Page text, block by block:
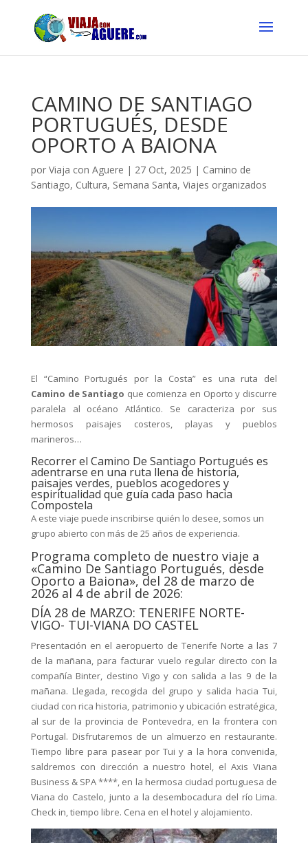
CAMINO DE SANTIAGO
PORTUGUÉS, DESDE
OPORTO A BAIONA
por Viaja con Aguere | 27 Oct, 2025 | Camino de
Santiago, Cultura, Semana Santa, Viajes organizados
El “Camino Portugués por la Costa” es una ruta del
Camino de Santiago que comienza en Oporto y discurre
paralela al océano Atlántico. Se caracteriza por sus
hermosos paisajes costeros, playas y pueblos
marineros…
Recorrer el Camino De Santiago Portugués es
adentrarse en una ruta llena de historia,
paisajes verdes, pueblos acogedores y
espiritualidad que guía cada paso hacia
Compostela
A este viaje puede inscribirse quién lo desee, somos un
grupo abierto con más de 25 años de experiencia.
Programa completo de nuestro viaje a
«Camino De Santiago Portugués, desde
Oporto a Baiona», del 28 de marzo de
2026 al 4 de abril de 2026:
DÍA 28 de MARZO: TENERIFE NORTE-
VIGO- TUI-VIANA DO CASTEL
Presentación en el aeropuerto de Tenerife Norte a las 7
de la mañana, para facturar vuelo regular directo con la
compañía Binter, destino Vigo y con salida a las 9 de la
mañana. Llegada, recogida del grupo y salida hacia Tui,
ciudad con rica historia, patrimonio y ubicación estratégica,
al sur de la provincia de Pontevedra, en la frontera con
Portugal. Disfrutaremos de un almuerzo en restaurante.
Tiempo libre para pasear por Tui y a la hora convenida,
saldremos con dirección a nuestro hotel, el Axis Viana
Business & SPA ****, en la hermosa ciudad portuguesa de
Viana do Castelo, junto a la desembocadura del río Lima.
Check in, tiempo libre. Cena en el hotel y alojamiento.